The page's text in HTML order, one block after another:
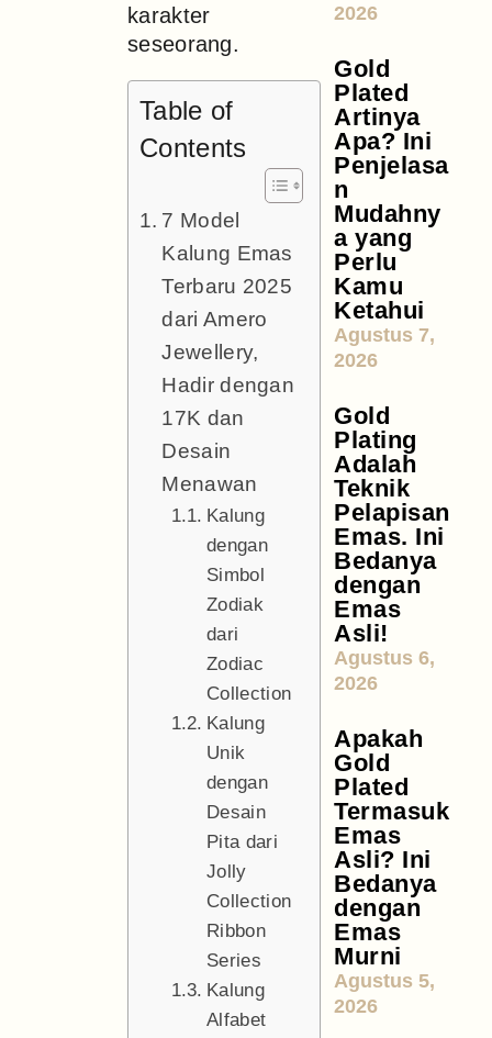
karakter
seseorang.
Table of
Contents
7 Model
Kalung Emas
Terbaru 2025
dari Amero
Jewellery,
Hadir dengan
17K dan
Desain
Menawan
Kalung
dengan
Simbol
Zodiak
dari
Zodiac
Collection
Kalung
Unik
dengan
Desain
Pita dari
Jolly
Collection
Ribbon
Series
Kalung
Alfabet
2026
Gold
Plated
Artinya
Apa? Ini
Penjelasa
n
Mudahny
a yang
Perlu
Kamu
Ketahui
Agustus 7,
2026
Gold
Plating
Adalah
Teknik
Pelapisan
Emas. Ini
Bedanya
dengan
Emas
Asli!
Agustus 6,
2026
Apakah
Gold
Plated
Termasuk
Emas
Asli? Ini
Bedanya
dengan
Emas
Murni
Agustus 5,
2026